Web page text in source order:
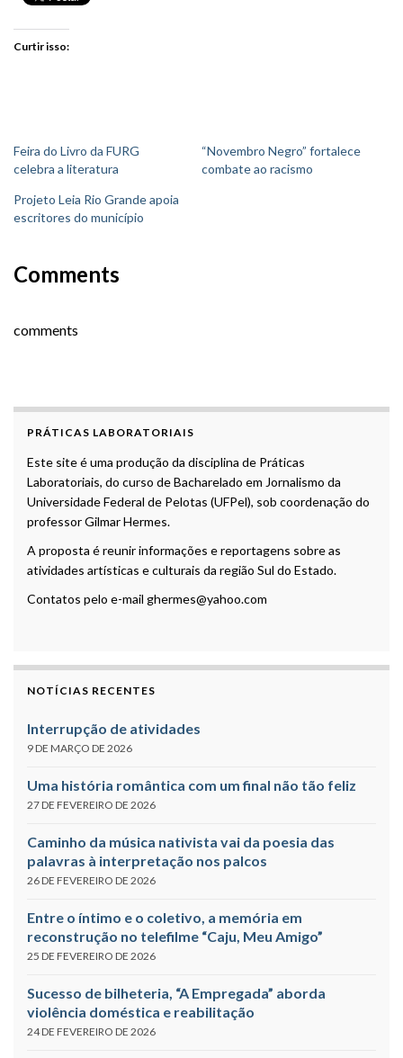
Curtir isso:
Feira do Livro da FURG
celebra a literatura
“Novembro Negro” fortalece
combate ao racismo
Projeto Leia Rio Grande apoia
escritores do município
Comments
comments
PRÁTICAS LABORATORIAIS
Este site é uma produção da disciplina de Práticas
Laboratoriais, do curso de Bacharelado em Jornalismo da
Universidade Federal de Pelotas (UFPel), sob coordenação do
professor Gilmar Hermes.
A proposta é reunir informações e reportagens sobre as
atividades artísticas e culturais da região Sul do Estado.
Contatos pelo e-mail ghermes@yahoo.com
NOTÍCIAS RECENTES
Interrupção de atividades
9 DE MARÇO DE 2026
Uma história romântica com um final não tão feliz
27 DE FEVEREIRO DE 2026
Caminho da música nativista vai da poesia das
palavras à interpretação nos palcos
26 DE FEVEREIRO DE 2026
Entre o íntimo e o coletivo, a memória em
reconstrução no telefilme “Caju, Meu Amigo”
25 DE FEVEREIRO DE 2026
Sucesso de bilheteria, “A Empregada” aborda
violência doméstica e reabilitação
24 DE FEVEREIRO DE 2026